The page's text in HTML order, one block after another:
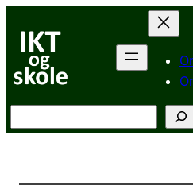
innhold